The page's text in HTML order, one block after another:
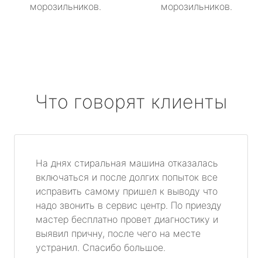
морозильников.
морозильников.
Что говорят клиенты
На днях стиральная машина отказалась
включаться и после долгих попыток все
исправить самому пришел к выводу что
надо звонить в сервис центр. По приезду
мастер бесплатно провет диагностику и
выявил причну, после чего на месте
устранил. Спасибо большое.